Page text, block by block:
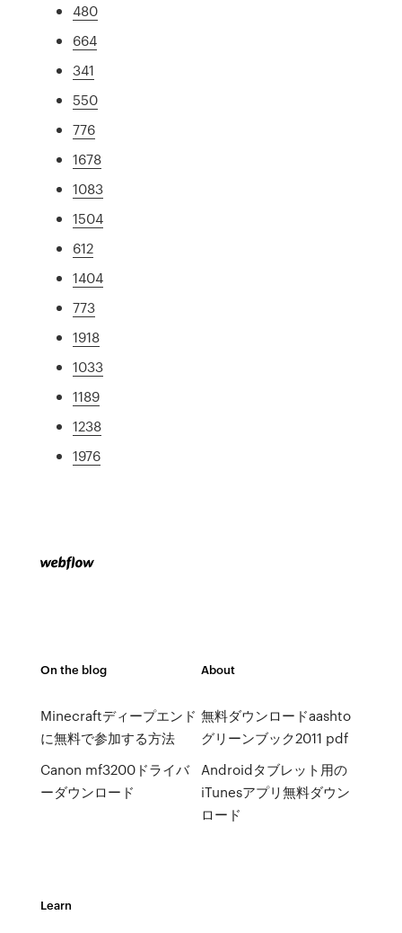
480
664
341
550
776
1678
1083
1504
612
1404
773
1918
1033
1189
1238
1976
On the blog
Minecraftディープエンド
に無料で参加する方法
Canon mf3200ドライバ
ーダウンロード
About
無料ダウンロードaashto
グリーンブック2011 pdf
Androidタブレット用の
iTunesアプリ無料ダウン
ロード
Learn